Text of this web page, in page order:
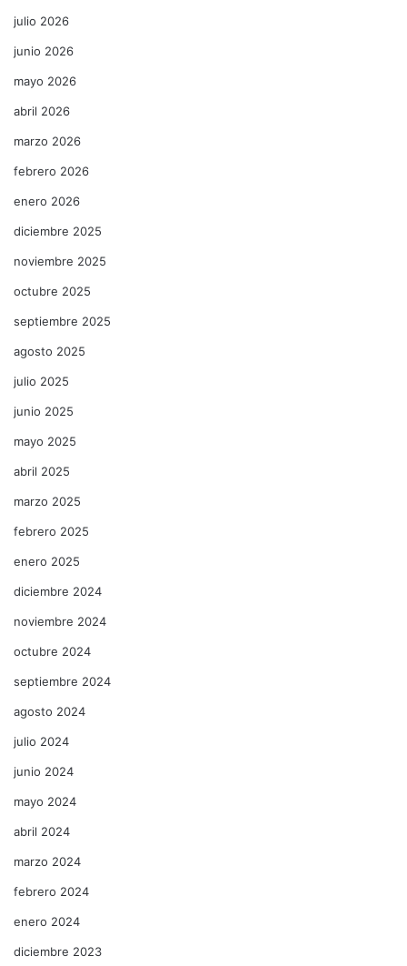
julio 2026
junio 2026
mayo 2026
abril 2026
marzo 2026
febrero 2026
enero 2026
diciembre 2025
noviembre 2025
octubre 2025
septiembre 2025
agosto 2025
julio 2025
junio 2025
mayo 2025
abril 2025
marzo 2025
febrero 2025
enero 2025
diciembre 2024
noviembre 2024
octubre 2024
septiembre 2024
agosto 2024
julio 2024
junio 2024
mayo 2024
abril 2024
marzo 2024
febrero 2024
enero 2024
diciembre 2023